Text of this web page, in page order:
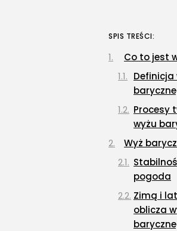
SPIS TREŚCI:
Co to jest
Definicja
Procesy
wyżu
Wyż
pogoda
Zimą i
oblicza